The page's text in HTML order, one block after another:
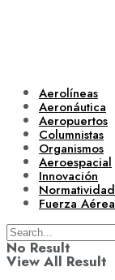
Aerolíneas
Aeronáutica
Aeropuertos
Columnistas
Organismos
Aeroespacial
Innovación
Normatividad
Fuerza Aérea
No Result
View All Result